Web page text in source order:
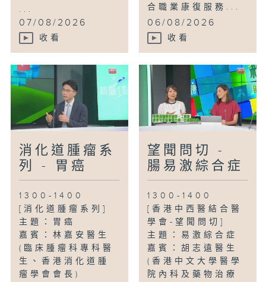
...
07/08/2026
收看
合職業康復服務...
06/08/2026
收看
消化道腫瘤系
列 - 胃癌
1300-1400
[消化道腫瘤系列]
主題：胃癌
嘉賓：林嘉安醫生
(臨床腫瘤科專科醫
生、香港消化道腫
瘤學會會長)
望聞問切 -
腸易激綜合症
1300-1400
[香港中西醫結合醫
學會-望聞問切]
主題：易激綜合症
嘉賓：胡志遠醫生
(香港中文大學醫學
院內科及藥物治療